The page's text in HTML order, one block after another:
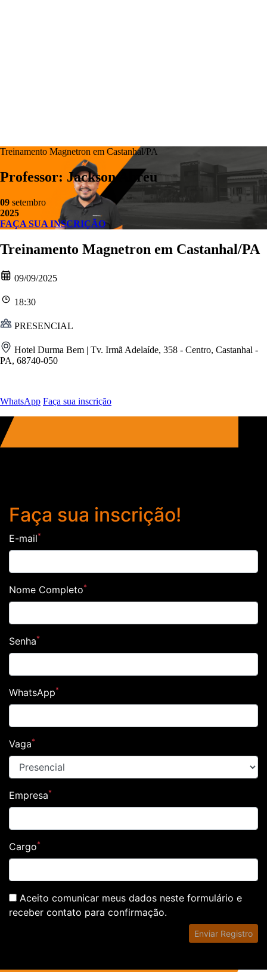
Treinamento Magnetron em Castanhal/PA
Professor: Jackson Abreu
09 setembro
2025
FAÇA SUA INSCRIÇÃO
Treinamento Magnetron em Castanhal/PA
09/09/2025
18:30
PRESENCIAL
Hotel Durma Bem | Tv. Irmã Adelaíde, 358 - Centro, Castanhal -
PA, 68740-050
WhatsApp Faça sua inscrição